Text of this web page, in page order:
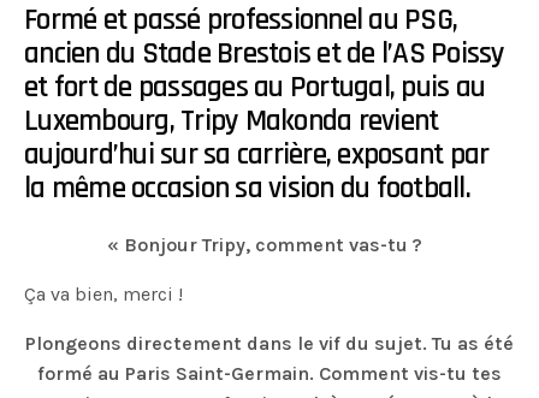
Formé et passé professionnel au PSG,
ancien du Stade Brestois et de l’AS Poissy
et fort de passages au Portugal, puis au
Luxembourg, Tripy Makonda revient
aujourd’hui sur sa carrière, exposant par
la même occasion sa vision du football.
« Bonjour Tripy, comment vas-tu ?
Ça va bien, merci !
Plongeons directement dans le vif du sujet. Tu as été
formé au Paris Saint-Germain. Comment vis-tu tes